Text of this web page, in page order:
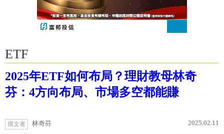
ETF
2025年ETF如何布局？理財教母林奇
芬：4方向布局、市場多空都能賺
撰文者 林奇芬 2025.02.11